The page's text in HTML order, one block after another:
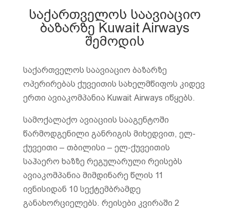
საქართველოს საავიაციო
ბაზარზე Kuwait Airways
შემოდის
საქართველოს საავიაციო ბაზარზე
ოპერირებას ქუვეითის სახელმწიფოს კიდევ
ერთი ავიაკომპანია Kuwait Airways იწყებს.
სამოქალაქო ავიაციის სააგენტოში
წარმოდგენილი განრიგის მიხედვით, ელ-
ქუვეითი – თბილისი – ელ-ქუვეითის
საჰაერო ხაზზე რეგულარული რეისებს
ავიაკომპანია მიმდინარე წლის 11
ივნისიდან 10 სექტემბრამდე
განახორციელებს. რეისები კვირაში 2